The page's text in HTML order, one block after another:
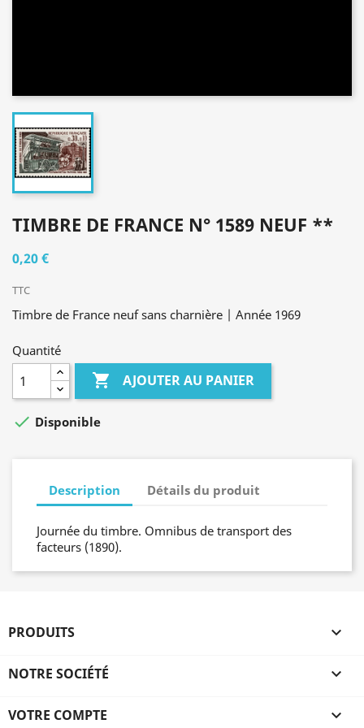
TIMBRE DE FRANCE N° 1589 NEUF **
0,20 €
TTC
Timbre de France neuf sans charnière | Année 1969
Quantité
 AJOUTER AU PANIER
 Disponible
Description Détails du produit
Journée du timbre. Omnibus de transport des
facteurs (1890).
PRODUITS 
NOTRE SOCIÉTÉ 
VOTRE COMPTE 